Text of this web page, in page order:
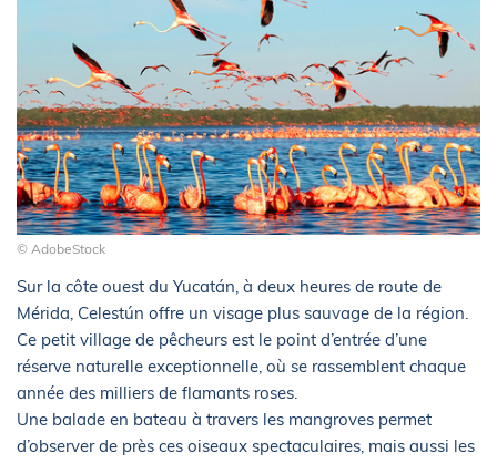
© AdobeStock
Sur la côte ouest du Yucatán, à deux heures de route de
Mérida, Celestún offre un visage plus sauvage de la région.
Ce petit village de pêcheurs est le point d’entrée d’une
réserve naturelle exceptionnelle, où se rassemblent chaque
année des milliers de flamants roses.
Une balade en bateau à travers les mangroves permet
d’observer de près ces oiseaux spectaculaires, mais aussi les